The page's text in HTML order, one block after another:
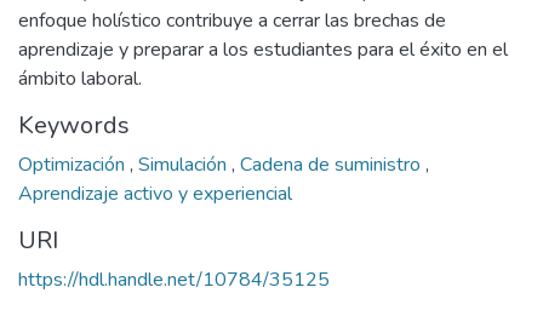
enfoque holístico contribuye a cerrar las brechas de
aprendizaje y preparar a los estudiantes para el éxito en el
ámbito laboral.
Keywords
Optimización , Simulación , Cadena de suministro ,
Aprendizaje activo y experiencial
URI
https://hdl.handle.net/10784/35125